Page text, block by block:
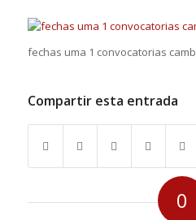
fechas uma 1 convocatorias
Compartir esta entrada
0